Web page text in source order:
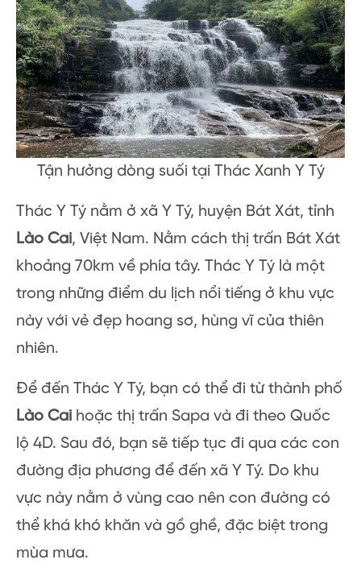
Tận hưởng dòng suối tại Thác Xanh Y Tý
Thác Y Tý nằm ở xã Y Tý, huyện Bát Xát, tỉnh
Lào Cai, Việt Nam. Nằm cách thị trấn Bát Xát
khoảng 70km về phía tây. Thác Y Tý là một
trong những điểm du lịch nổi tiếng ở khu vực
này với vẻ đẹp hoang sơ, hùng vĩ của thiên
nhiên.
Để đến Thác Y Tý, bạn có thể đi từ thành phố
Lào Cai hoặc thị trấn Sapa và đi theo Quốc
lộ 4D. Sau đó, bạn sẽ tiếp tục đi qua các con
đường địa phương để đến xã Y Tý. Do khu
vực này nằm ở vùng cao nên con đường có
thể khá khó khăn và gồ ghề, đặc biệt trong
mùa mưa.